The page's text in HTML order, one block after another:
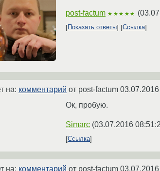
post-factum ★★★★★ (
Показать ответы Ссылка
на: комментарий от post-factum
Ок, пробую.
Simarc (03.07.2016
Ссылка
на: комментарий от post-factum